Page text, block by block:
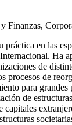
Finanzas,
práctica en las
Ha
de
procesos de
para
de
capitales